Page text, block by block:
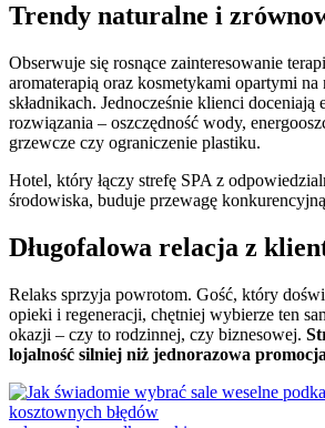
Trendy naturalne i
Obserwuje się rosnące zainteresowanie
aromaterapią oraz kosmetykami opartymi na
składnikach. Jednocześnie klienci doceniają
rozwiązania – oszczędność wody,
grzewcze czy ograniczenie plastiku.
Hotel, który łączy strefę SPA z
środowiska, buduje przewagę
Długofalowa relacja z
Relaks sprzyja powrotom. Gość, który
opieki i regeneracji, chętniej wybierze ten
okazji – czy to rodzinnej, czy biznesowej.
lojalność silniej niż jednorazowa